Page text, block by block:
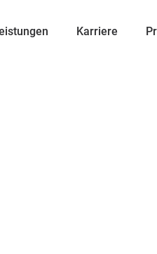
Karriere